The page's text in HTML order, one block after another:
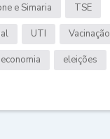
e Simaria TSE
UTI Vacinação
economia eleições